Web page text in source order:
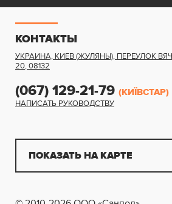
КОНТАКТЫ
УКРАИНА, КИЕВ (ЖУЛЯНЫ), ПЕРЕУЛОК
20,08132
(067) 129-21-79 (КИЇВСТАР)
НАПИСАТЬ РУКОВОДСТВУ
ПОКАЗАТЬ НА КАРТЕ